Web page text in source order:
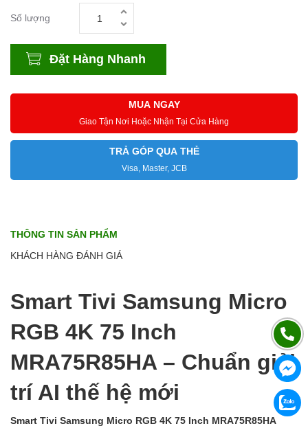
Số lượng
Đặt Hàng Nhanh
MUA NGAY
Giao Tận Nơi Hoặc Nhận Tại Cửa Hàng
TRẢ GÓP QUA THẺ
Visa, Master, JCB
THÔNG TIN SẢN PHẨM
KHÁCH HÀNG ĐÁNH GIÁ
Smart Tivi Samsung Micro
RGB 4K 75 Inch
MRA75R85HA – Chuẩn giải
trí AI thế hệ mới
Smart Tivi Samsung Micro RGB 4K 75 Inch MRA75R85HA